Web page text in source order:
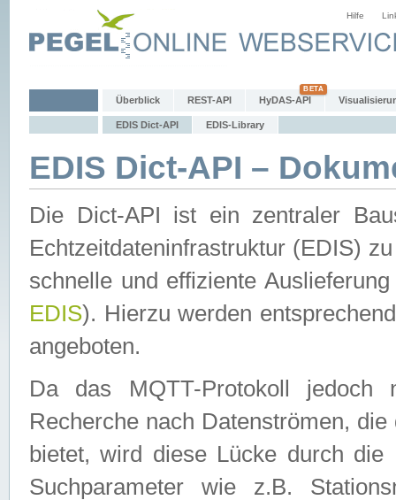
Hilfe
Überblick REST-API HyDAS-API
EDIS Dict-API EDIS-Library
EDIS Dict-API –
Die Dict-API ist ein zentraler
Echtzeitdateninfrastruktur (EDIS)
schnelle und effiziente
EDIS). Hierzu werden
angeboten.
Da das MQTT-Protokoll jedoch
Recherche nach Datenströmen,
bietet, wird diese Lücke durch die
Suchparameter wie z.B.